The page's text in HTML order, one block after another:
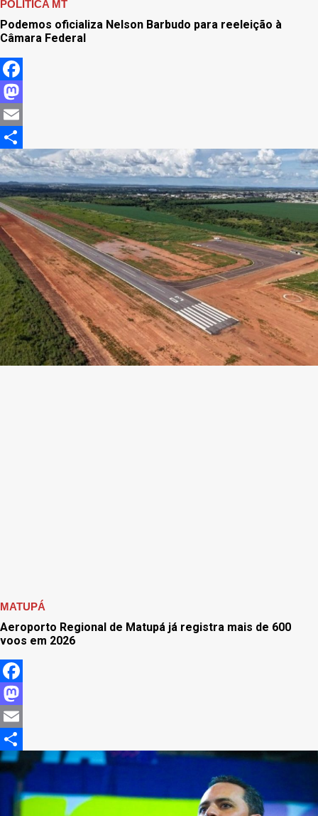
POLÍTICA MT
Podemos oficializa Nelson Barbudo para reeleição à
Câmara Federal
Facebook
Mastodon
Email
Share
MATUPÁ
Aeroporto Regional de Matupá já registra mais de 600
voos em 2026
Facebook
Mastodon
Email
Share